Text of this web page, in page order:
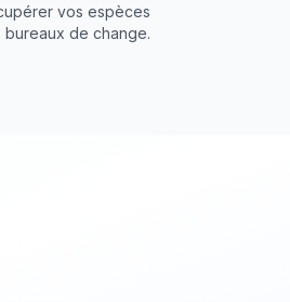
vos espèces
bureaux de change.